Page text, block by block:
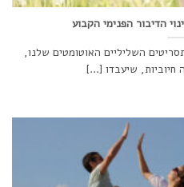
הדיבור הפנימי הקבוע
השליליים האוטומטים שלנו,
חיוביות, שיעבדו [...]